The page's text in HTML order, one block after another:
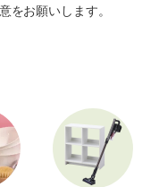
をお願いします。